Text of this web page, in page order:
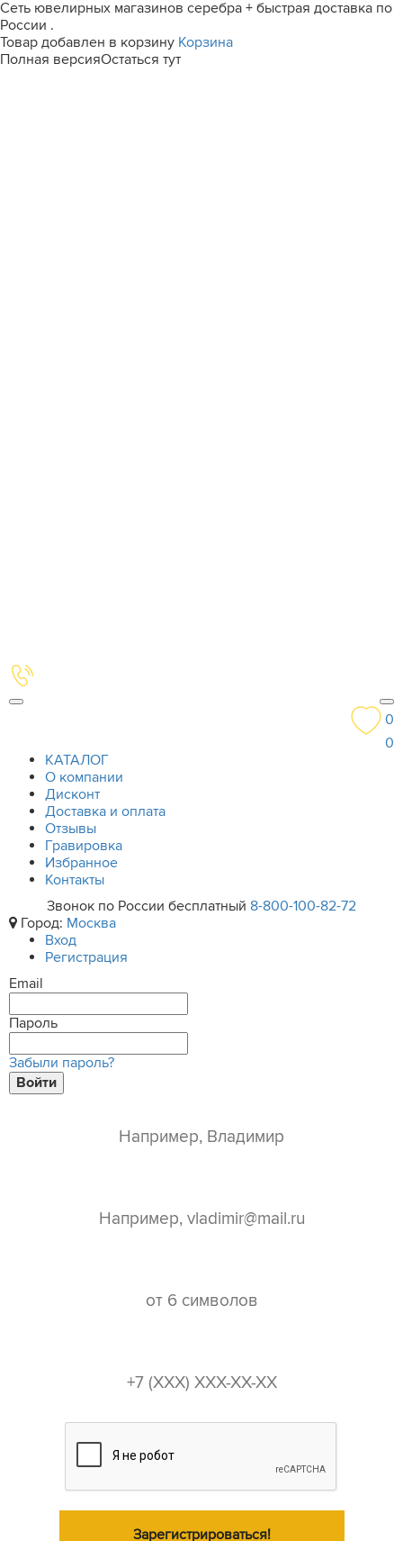
Сеть ювелирных магазинов серебра + быстрая доставка по
России .
Товар добавлен в корзину Корзина
Полная версияОстаться тут
0
0
КАТАЛОГ
О компании
Дисконт
Доставка и оплата
Отзывы
Гравировка
Избранное
Контакты
Звонок по России бесплатный 8-800-100-82-72
Город: Москва
Вход
Регистрация
Email
Пароль
Забыли пароль?
Войти
Зарегистрироваться!